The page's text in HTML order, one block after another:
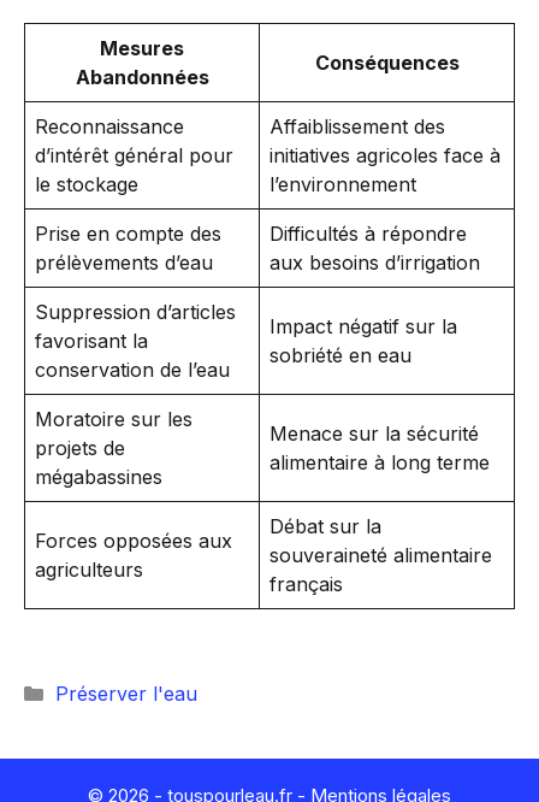
Mesures
Abandonnées
Conséquences
Reconnaissance
d’intérêt général pour
le stockage
Affaiblissement des
initiatives agricoles face à
l’environnement
Prise en compte des
prélèvements d’eau
Difficultés à répondre
aux besoins d’irrigation
Suppression d’articles
favorisant la
conservation de l’eau
Impact négatif sur la
sobriété en eau
Moratoire sur les
projets de
mégabassines
Menace sur la sécurité
alimentaire à long terme
Forces opposées aux
agriculteurs
Débat sur la
souveraineté alimentaire
français
Catégories
Préserver l'eau
© 2026 - touspourleau.fr - Mentions légales